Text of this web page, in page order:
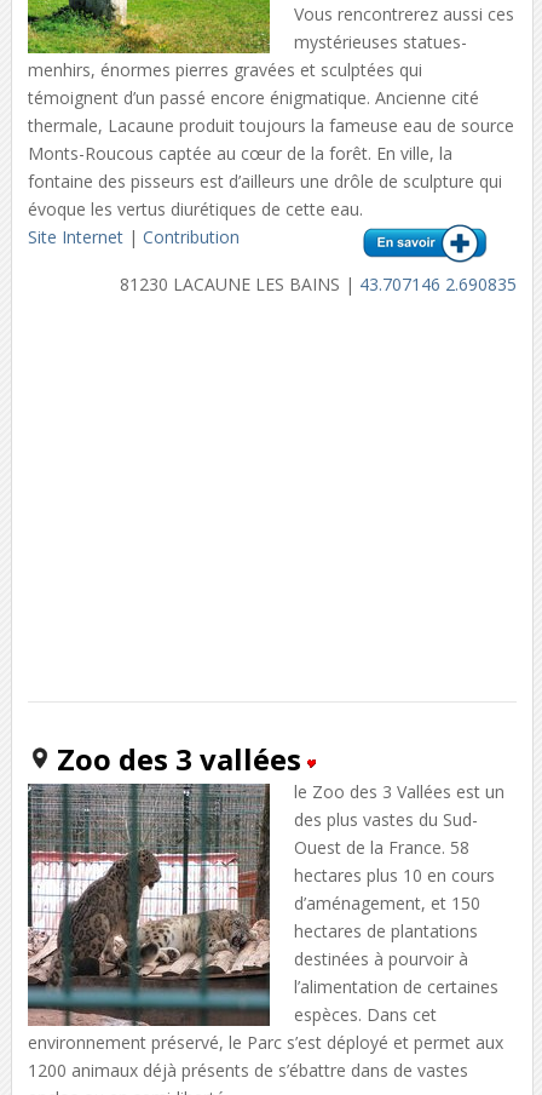
Vous rencontrerez aussi ces
mystérieuses statues-
menhirs, énormes pierres gravées et sculptées qui
témoignent d’un passé encore énigmatique. Ancienne cité
thermale, Lacaune produit toujours la fameuse eau de source
Monts-Roucous captée au cœur de la forêt. En ville, la
fontaine des pisseurs est d’ailleurs une drôle de sculpture qui
évoque les vertus diurétiques de cette eau.
Site Internet| Contribution
81230 LACAUNE LES BAINS | 43.707146 2.690835
Zoo des 3 vallées
le Zoo des 3 Vallées est un
des plus vastes du Sud-
Ouest de la France. 58
hectares plus 10 en cours
d’aménagement, et 150
hectares de plantations
destinées à pourvoir à
l’alimentation de certaines
espèces. Dans cet
environnement préservé, le Parc s’est déployé et permet aux
1200 animaux déjà présents de s’ébattre dans de vastes